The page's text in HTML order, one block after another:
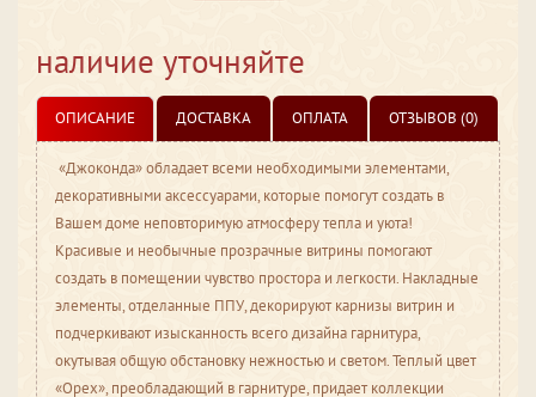
наличие уточняйте
ОПИСАНИЕ ДОСТАВКА ОПЛАТА ОТЗЫВОВ (0)
«Джоконда» обладает всеми необходимыми элементами,
декоративными аксессуарами, которые помогут создать в
Вашем доме неповторимую атмосферу тепла и уюта!
Красивые и необычные прозрачные витрины помогают
создать в помещении чувство простора и легкости. Накладные
элементы, отделанные ППУ, декорируют карнизы витрин и
подчеркивают изысканность всего дизайна гарнитура,
окутывая общую обстановку нежностью и светом. Теплый цвет
«Орех», преобладающий в гарнитуре, придает коллекции